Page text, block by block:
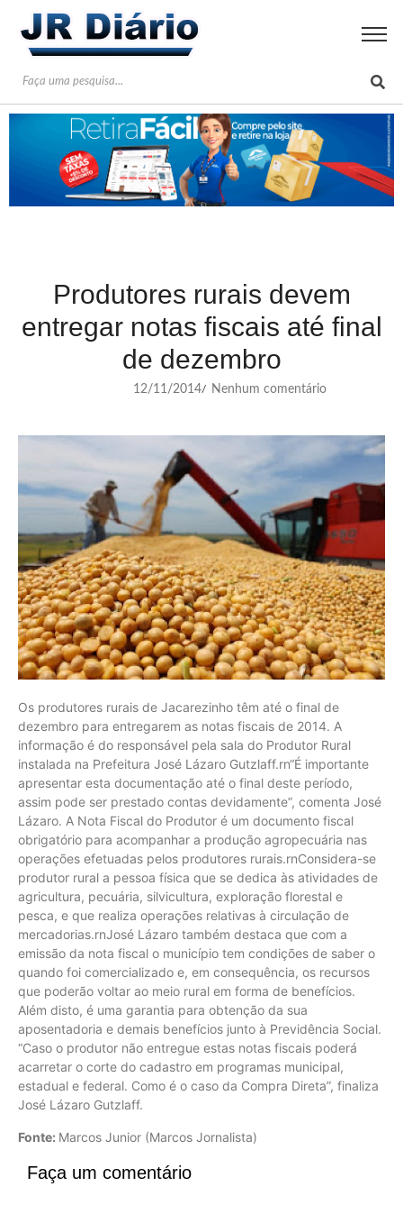
Produtores rurais devem
entregar notas fiscais até final
de dezembro
12/11/2014/ Nenhum comentário
Os produtores rurais de Jacarezinho têm até o final de
dezembro para entregarem as notas fiscais de 2014. A
informação é do responsável pela sala do Produtor Rural
instalada na Prefeitura José Lázaro Gutzlaff.rn“É importante
apresentar esta documentação até o final deste período,
assim pode ser prestado contas devidamente”, comenta José
Lázaro. A Nota Fiscal do Produtor é um documento fiscal
obrigatório para acompanhar a produção agropecuária nas
operações efetuadas pelos produtores rurais.rnConsidera-se
produtor rural a pessoa física que se dedica às atividades de
agricultura, pecuária, silvicultura, exploração florestal e
pesca, e que realiza operações relativas à circulação de
mercadorias.rnJosé Lázaro também destaca que com a
emissão da nota fiscal o município tem condições de saber o
quando foi comercializado e, em consequência, os recursos
que poderão voltar ao meio rural em forma de benefícios.
Além disto, é uma garantia para obtenção da sua
aposentadoria e demais benefícios junto à Previdência Social.
“Caso o produtor não entregue estas notas fiscais poderá
acarretar o corte do cadastro em programas municipal,
estadual e federal. Como é o caso da Compra Direta”, finaliza
José Lázaro Gutzlaff.
Fonte: Marcos Junior (Marcos Jornalista)
Faça um comentário